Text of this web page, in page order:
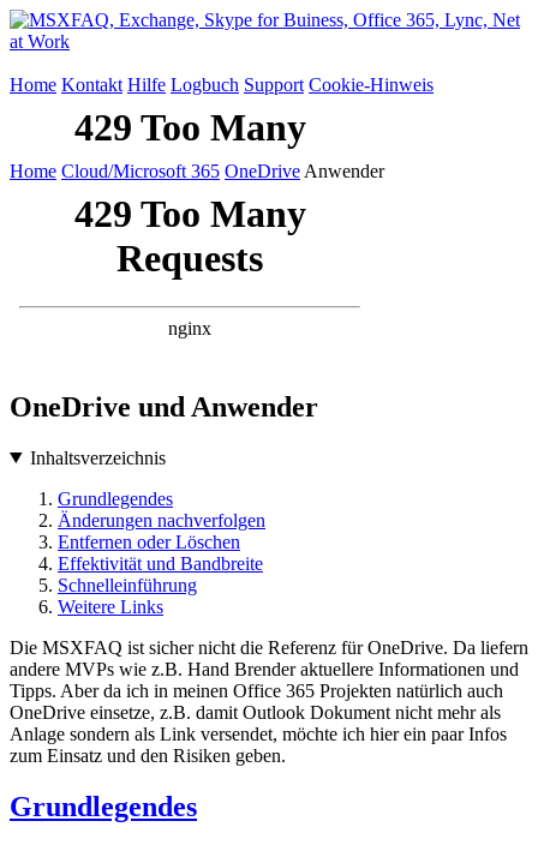
Home Kontakt Hilfe Logbuch Support Cookie-Hinweis
Home Cloud/Microsoft 365 OneDrive Anwender
OneDrive und Anwender
Inhaltsverzeichnis
Grundlegendes
Änderungen nachverfolgen
Entfernen oder Löschen
Effektivität und Bandbreite
Schnelleinführung
Weitere Links
Die MSXFAQ ist sicher nicht die Referenz für OneDrive. Da liefern
andere MVPs wie z.B. Hand Brender aktuellere Informationen und
Tipps. Aber da ich in meinen Office 365 Projekten natürlich auch
OneDrive einsetze, z.B. damit Outlook Dokument nicht mehr als
Anlage sondern als Link versendet, möchte ich hier ein paar Infos
zum Einsatz und den Risiken geben.
Grundlegendes